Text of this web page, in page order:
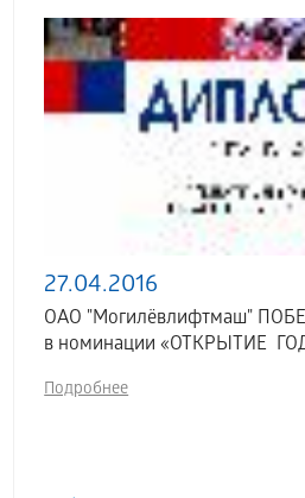
27.04.2016
ОАО "Могилёвлифтмаш"
в номинации «ОТКРЫТИЕ
Подробнее